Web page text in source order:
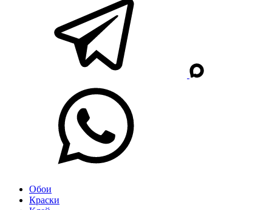
Обои
Краски